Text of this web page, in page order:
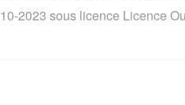
10-2023 sous licence Licence